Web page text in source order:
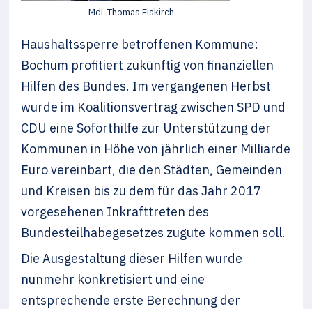
MdL Thomas Eiskirch
Haushaltssperre betroffenen Kommune:
Bochum profitiert zukünftig von finanziellen
Hilfen des Bundes. Im vergangenen Herbst
wurde im Koalitionsvertrag zwischen SPD und
CDU eine Soforthilfe zur Unterstützung der
Kommunen in Höhe von jährlich einer Milliarde
Euro vereinbart, die den Städten, Gemeinden
und Kreisen bis zu dem für das Jahr 2017
vorgesehenen Inkrafttreten des
Bundesteilhabegesetzes zugute kommen soll.
Die Ausgestaltung dieser Hilfen wurde
nunmehr konkretisiert und eine
entsprechende erste Berechnung der